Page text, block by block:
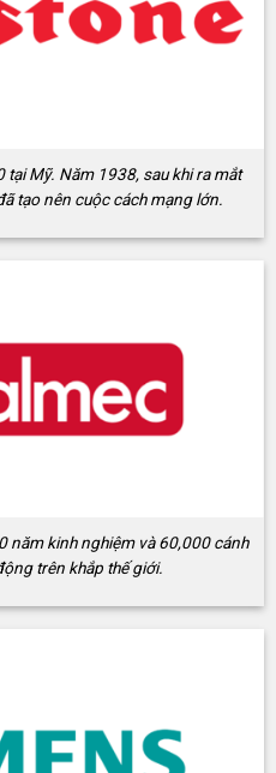
Mỹ. Năm 1938, sau khi ra mắt
tạo nên cuộc cách mạng lớn.
năm kinh nghiệm và 60,000 cánh
trên khắp thế giới.